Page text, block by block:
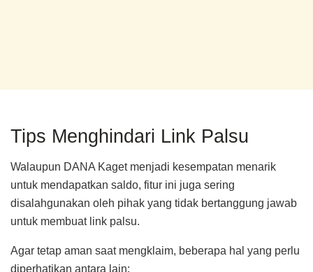
Tips Menghindari Link Palsu
Walaupun DANA Kaget menjadi kesempatan menarik
untuk mendapatkan saldo, fitur ini juga sering
disalahgunakan oleh pihak yang tidak bertanggung jawab
untuk membuat link palsu.
Agar tetap aman saat mengklaim, beberapa hal yang perlu
diperhatikan antara lain: